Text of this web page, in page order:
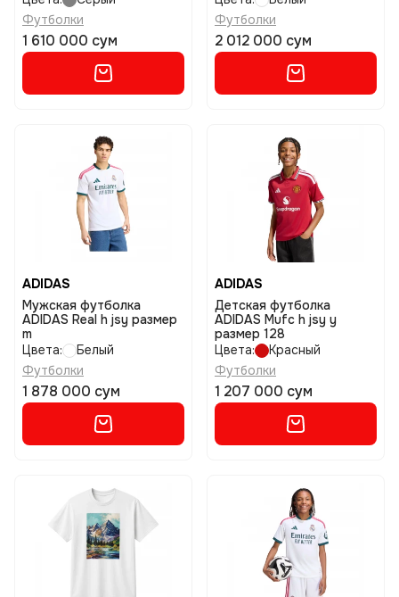
Футболки
1 610 000 сум
Футболки
2 012 000 сум
ADIDAS
Мужская футболка
ADIDAS Real h jsy размер
m
Цвета:
Белый
Футболки
1 878 000 сум
ADIDAS
Детская футболка
ADIDAS Mufc h jsy y
размер 128
Цвета:
Красный
Футболки
1 207 000 сум